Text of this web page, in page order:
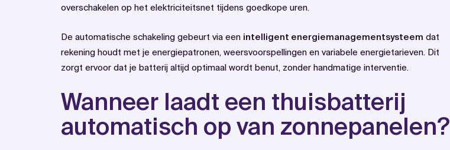
overschakelen op het elektriciteitsnet tijdens goedkope uren.
De automatische schakeling gebeurt via een intelligent energiemanagementsysteem dat
rekening houdt met je energiepatronen, weersvoorspellingen en variabele energietarieven. Dit
zorgt ervoor dat je batterij altijd optimaal wordt benut, zonder handmatige interventie.
Wanneer laadt een thuisbatterij
automatisch op van zonnepanelen?